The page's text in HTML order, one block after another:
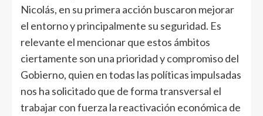
Nicolás, en su primera acción buscaron mejorar
el entorno y principalmente su seguridad. Es
relevante el mencionar que estos ámbitos
ciertamente son una prioridad y compromiso del
Gobierno, quien en todas las políticas impulsadas
nos ha solicitado que de forma transversal el
trabajar con fuerza la reactivación económica de